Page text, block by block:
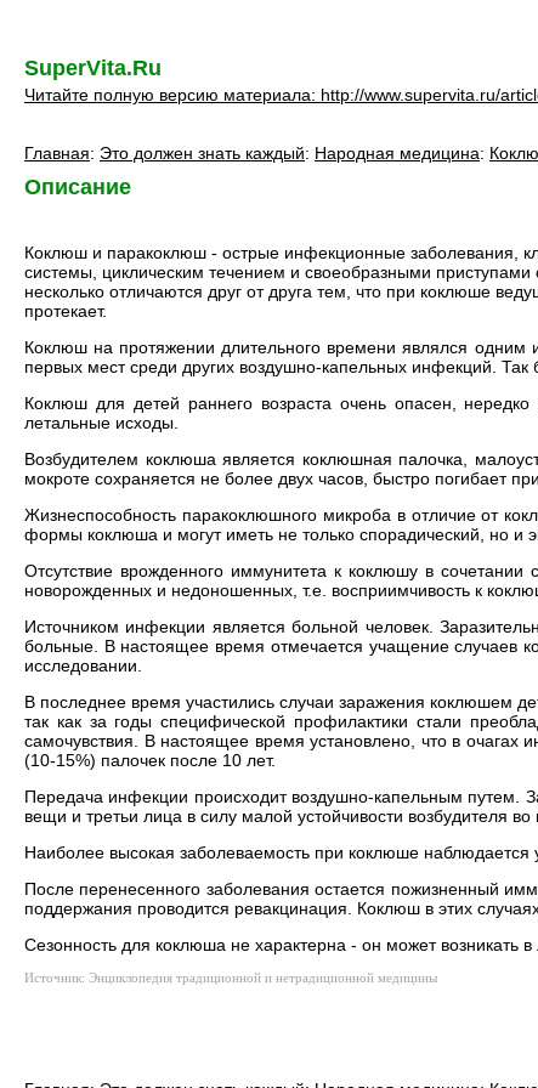
SuperVita.Ru
Читайте полную версию материала: http://www.supervita.ru/
Главная: Это должен знать каждый: Народная медицина:
Описание
Коклюш и паракоклюш - острые инфекционные заболевания,
системы, циклическим течением и своеобразными
несколько отличаются друг от друга тем, что при коклюше
протекает.
Коклюш на протяжении длительного времени являлся одним
первых мест среди других воздушно-капельных инфекций.
Коклюш для детей раннего возраста очень опасен,
летальные исходы.
Возбудителем коклюша является коклюшная палочка,
мокроте сохраняется не более двух часов, быстро погибает
Жизнеспособность паракоклюшного микроба в отличие от
формы коклюша и могут иметь не только спорадический, но и
Отсутствие врожденного иммунитета к коклюшу в
новорожденных и недоношенных, т.е. восприимчивость к
Источником инфекции является больной человек.
больные. В настоящее время отмечается учащение случаев
исследовании.
В последнее время участились случаи заражения коклюшем
так как за годы специфической профилактики стали
самочувствия. В настоящее время установлено, что в
(10-15%) палочек после 10 лет.
Передача инфекции происходит воздушно-капельным
вещи и третьи лица в силу малой устойчивости возбудителя
Наиболее высокая заболеваемость при коклюше
После перенесенного заболевания остается пожизненный
поддержания проводится ревакцинация. Коклюш в этих
Сезонность для коклюша не характерна - он может
Источник: Энциклопедия традиционной и нетрадиционной медицины